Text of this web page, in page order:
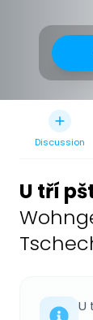
Discussion
U tří
U